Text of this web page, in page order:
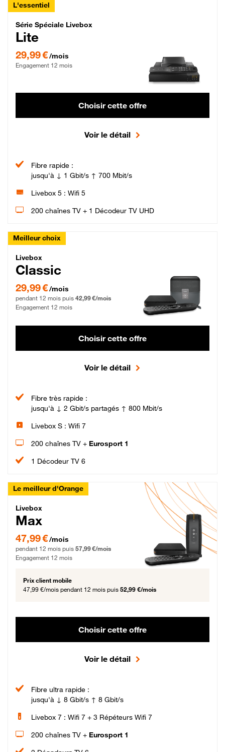
L'essentiel
Série Spéciale Livebox Lite Fibre
Série Spéciale Livebox
Lite
29,99 €/mois
Engagement 12 mois
Choisir cette offre
Voir le détail
Fibre rapide :
jusqu'à ↓ 1 Gbit/s ↑ 700 Mbit/s
Livebox 5 : Wifi 5
200 chaînes TV + 1 Décodeur TV UHD
Meilleur choix
Livebox Classic Fibre
Livebox
Classic
29,99 € par mois pendant 12 mois puis 42,99 € par mois, Engagement 12 mois
29,99 €/mois
pendant 12 mois puis 42,99 €/mois
Engagement 12 mois
Choisir cette offre
Voir le détail
Fibre très rapide :
jusqu'à ↓ 2 Gbit/s partagés ↑ 800 Mbit/s
Livebox S : Wifi 7
200 chaînes TV + Eurosport 1
1 Décodeur TV 6
Le meilleur d'Orange
Livebox Max Fibre
Livebox
Max
47,99 € par mois pendant 12 mois puis 57,99 € par mois, Engagement 12 mois
47,99 €/mois
pendant 12 mois puis 57,99 €/mois
Engagement 12 mois
Prix client mobile
47,99 €/mois pendant 12 mois puis 52,99 €/mois
Choisir cette offre
Voir le détail
Fibre ultra rapide :
jusqu'à ↓ 8 Gbit/s ↑ 8 Gbit/s
Livebox 7 : Wifi 7 + 3 Répéteurs Wifi 7
200 chaînes TV + Eurosport 1